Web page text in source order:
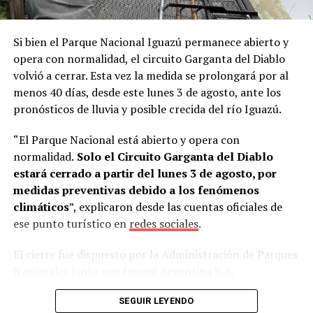
para operarios de la empresa, con la condición de que
cubriera los pasajes aéreos.La propuesta fue aceptada
de inmediato.
“Mi esposa es profesora de alemán en una escuela
técnica. Esa misma noche la llamé desde Alemania y
hacerlo’”, recordó.
Estudiar alemán para llegar a Alemania
Al regresar aMisiones, Lory conversó con Skölfman y
Burger, quienes aceptaron el desafío y comenzaron a
poco asustados, enseguida se adaptaron. En Deula
tienen experiencia trabajando con extranjeros”, señaló.
Si bien el Parque Nacional Iguazú permanece abierto y
opera con normalidad, el circuito Garganta del Diablo
volvió a cerrar. Esta vez la medida se prolongará por al
menos 40 días, desde este lunes 3 de agosto, ante los
pronósticos de lluvia y posible crecida del río Iguazú.
“El Parque Nacional está abierto y opera con
normalidad. Solo el Circuito Garganta del Diablo
estará cerrado a partir del lunes 3 de agosto, por
medidas preventivas debido a los fenómenos
climáticos”, explicaron desde las cuentas oficiales de
ese punto turístico en redes sociales.
El cierre fue dispuesto por la Administración de Parques
concesionaria del Área Cataratas, sobre la base de
informes climáticos e hidrológicos.
SEGUIR LEYENDO